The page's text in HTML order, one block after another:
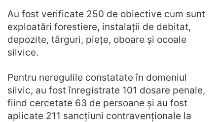
Au fost verificate 250 de obiective cum sunt
exploatări forestiere, instalații de debitat,
depozite, târguri, piețe, oboare și ocoale
silvice.
Pentru neregulile constatate în domeniul
silvic, au fost înregistrate 101 dosare penale,
fiind cercetate 63 de persoane și au fost
aplicate 211 sancțiuni contravenționale la